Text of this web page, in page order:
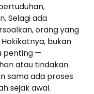
Selagi ada
orang yang
bukan
penting —
atau tindakan
sama ada proses
sejak awal.